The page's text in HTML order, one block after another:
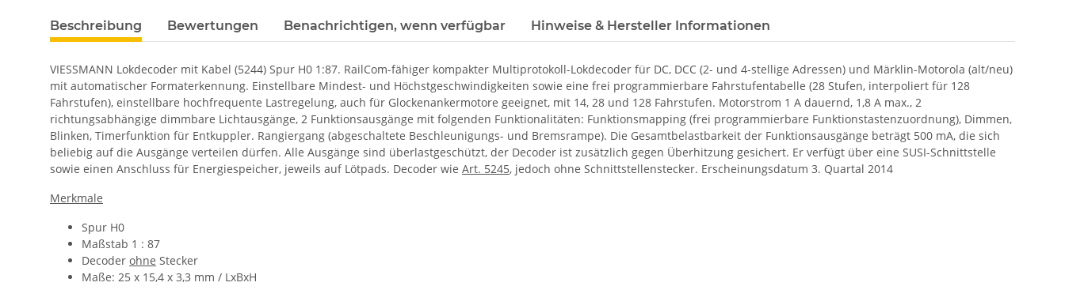
Beschreibung Bewertungen Benachrichtigen, wenn verfügbar Hinweise & Hersteller Informationen
VIESSMANN Lokdecoder mit Kabel (5244) Spur H0 1:87. RailCom-fähiger kompakter Multiprotokoll-Lokdecoder für DC, DCC (2- und 4-stellige Adressen) und Märklin-Motorola (alt/neu)
mit automatischer Formaterkennung. Einstellbare Mindest- und Höchstgeschwindigkeiten sowie eine frei programmierbare Fahrstufentabelle (28 Stufen, interpoliert für 128
Fahrstufen), einstellbare hochfrequente Lastregelung, auch für Glockenankermotore geeignet, mit 14, 28 und 128 Fahrstufen. Motorstrom 1 A dauernd, 1,8 A max., 2
richtungsabhängige dimmbare Lichtausgänge, 2 Funktionsausgänge mit folgenden Funktionalitäten: Funktionsmapping (frei programmierbare Funktionstastenzuordnung), Dimmen,
Blinken, Timerfunktion für Entkuppler. Rangiergang (abgeschaltete Beschleunigungs- und Bremsrampe). Die Gesamtbelastbarkeit der Funktionsausgänge beträgt 500 mA, die sich
beliebig auf die Ausgänge verteilen dürfen. Alle Ausgänge sind überlastgeschützt, der Decoder ist zusätzlich gegen Überhitzung gesichert. Er verfügt über eine SUSI-Schnittstelle
sowie einen Anschluss für Energiespeicher, jeweils auf Lötpads. Decoder wie Art. 5245, jedoch ohne Schnittstellenstecker. Erscheinungsdatum 3. Quartal 2014
Merkmale
Spur H0
Maßstab 1 : 87
Decoder ohne Stecker
Maße: 25 x 15,4 x 3,3 mm / LxBxH